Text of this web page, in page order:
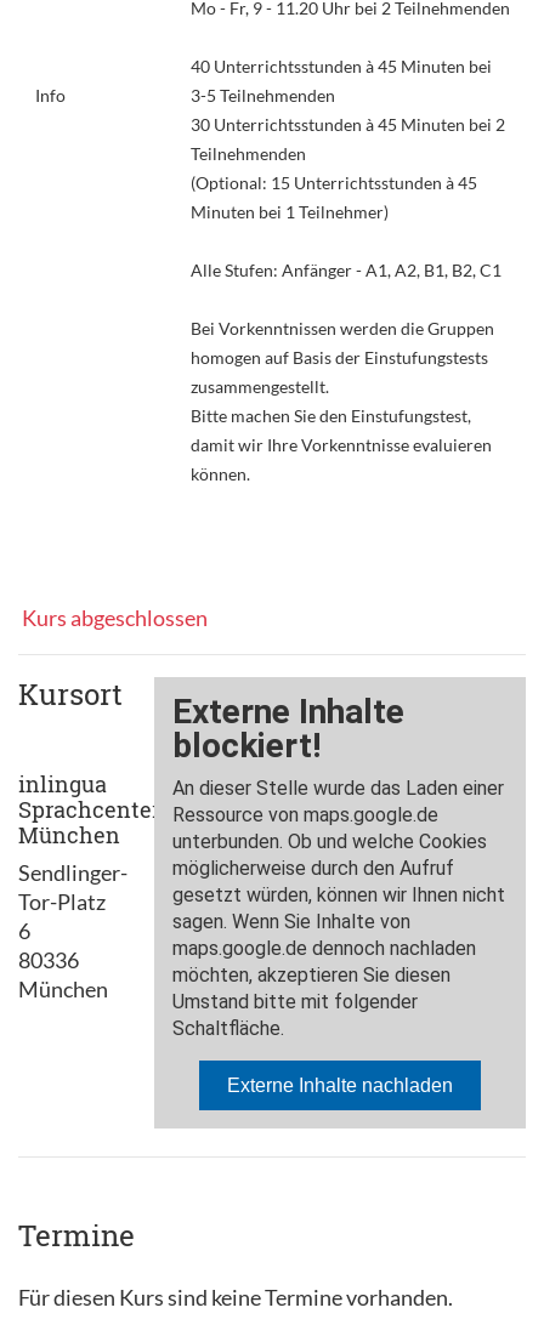
Info
Mo - Fr, 9 - 11.20 Uhr bei 2 Teilnehmenden
40 Unterrichtsstunden à 45 Minuten bei
3-5 Teilnehmenden
30 Unterrichtsstunden à 45 Minuten bei 2
Teilnehmenden
(Optional: 15 Unterrichtsstunden à 45
Minuten bei 1 Teilnehmer)
Alle Stufen: Anfänger - A1, A2, B1, B2, C1
Bei Vorkenntnissen werden die Gruppen
homogen auf Basis der Einstufungstests
zusammengestellt.
Bitte machen Sie den Einstufungstest,
damit wir Ihre Vorkenntnisse evaluieren
können.
Kurs abgeschlossen
Kursort
inlingua
Sprachcenter
München
Sendlinger-
Tor-Platz
6
80336
München
Termine
Für diesen Kurs sind keine Termine vorhanden.